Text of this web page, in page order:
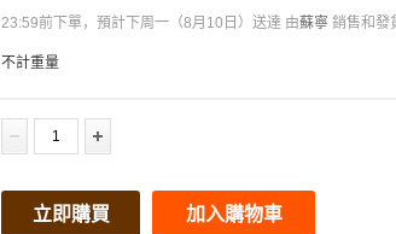
23:59前下單，預計下周一（8月10日）送達 由蘇寧 銷售和發
不計重量
立即購買 加入購物車